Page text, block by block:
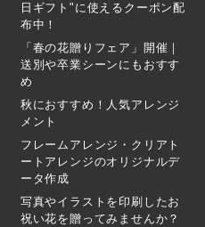
日ギフト"に使えるクーポン配
布中！
「春の花贈りフェア」開催｜
送別や卒業シーンにもおすす
め
秋におすすめ！人気アレンジ
メント
フレームアレンジ・クリアト
ートアレンジのオリジナルデ
ータ作成
写真やイラストを印刷したお
祝い花を贈ってみませんか？